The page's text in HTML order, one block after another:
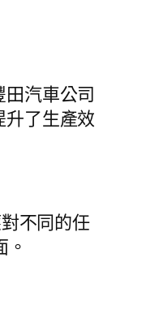
汽車公司
了生產效
不同的任